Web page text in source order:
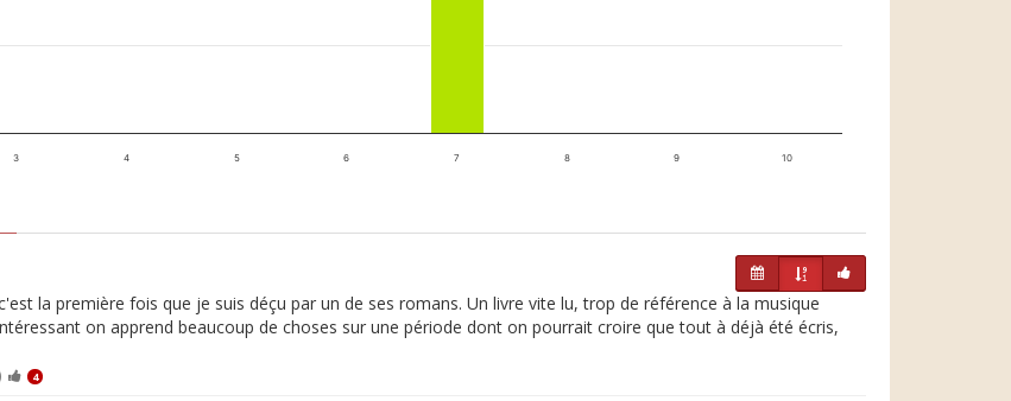
3 4 5 6 7 8 9 10
la première fois que je suis déçu par un de ses romans. Un livre vite lu, trop de référence à la musique
on apprend beaucoup de choses sur une période dont on pourrait croire que tout à déjà été écris,
4